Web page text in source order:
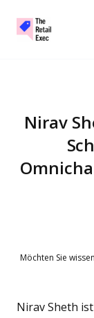
Nirav
Möchten Sie
Nirav Sheth